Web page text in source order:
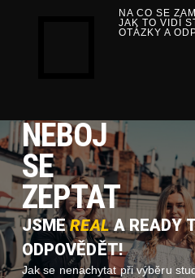
NA CO SE
JAK TO VIDÍ
OTÁZKY A
NEBOJ
SE
ZEPTAT
JSMEREALA READY
ODPOVĚDĚT!
Jak se nenachytat při výběru